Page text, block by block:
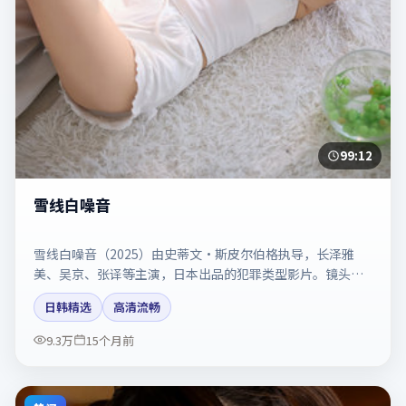
99:12
雪线白噪音
雪线白噪音（2025）由史蒂文·斯皮尔伯格执导，长泽雅
美、吴京、张译等主演，日本出品的犯罪类型影片。镜头克
制却充满张力，人物弧光完整。剧情简介与主创信息可供检
索参考，上映日期以片方资料为准。
日韩精选
高清流畅
9.3万
15个月前